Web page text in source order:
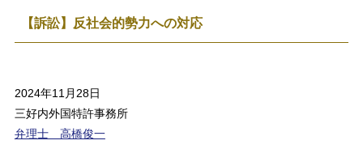
【訴訟】反社会的勢力への対応
2024年11月28日
三好内外国特許事務所
弁理士 高橋俊一